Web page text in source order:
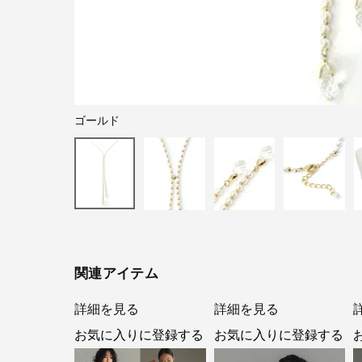
ゴールド
関連アイテム
詳細を見る
お気に入りに登録する
詳細を見る
お気に入りに登録する